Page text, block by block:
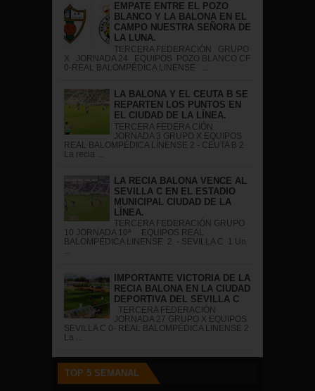
EMPATE ENTRE EL POZO
BLANCO Y LA BALONA EN EL
CAMPO NUESTRA SEÑORA DE
LA LUNA.
TERCERA FEDERACIÓN GRUPO
X JORNADA 24 EQUIPOS POZO BLANCO CF
0-REAL BALOMPÉDICA LINENSE ...
LA BALONA Y EL CEUTA B SE
REPARTEN LOS PUNTOS EN
EL CIUDAD DE LA LÍNEA.
TERCERA FEDERA CIÓN
JORNADA 3 GRUPO X EQUIPOS
REAL BALOMPÉDICA LÍNENSE 2 - CEUTA B 2
La recia ...
LA RECIA BALONA VENCE AL
SEVILLA C EN EL ESTADIO
MUNICIPAL CIUDAD DE LA
LÍNEA.
TERCERA FEDERACIÓN GRUPO
10 JORNADA 10ª EQUIPOS REAL
BALOMPÉDICA LINENSE 2 - SEVILLA C 1 Un
...
IMPORTANTE VICTORIA DE LA
RECIA BALONA EN LA CIUDAD
DEPORTIVA DEL SEVILLA C
TERCERA FEDERACIÓN
JORNADA 27 GRUPO X EQUIPOS
SEVILLA C 0- REAL BALOMPÉDICA LINENSE 2
La ...
TOP 5 SEMANAL